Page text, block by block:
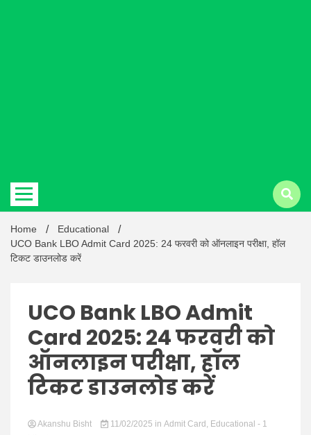
Latest
Hindi
News
Home
Educational
UCO Bank LBO Admit Card 2025: 24 फरवरी को ऑनलाइन परीक्षा, हॉल
टिकट डाउनलोड करें
UCO Bank LBO Admit
Card 2025: 24 फरवरी को
ऑनलाइन परीक्षा, हॉल
टिकट डाउनलोड करें
Akanshu Bisht 11/02/2025 in Admit Card , Educational - 1